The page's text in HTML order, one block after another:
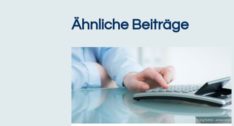
Ähnliche Beiträge